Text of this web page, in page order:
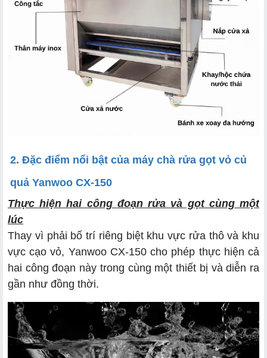
2. Đặc điểm nổi bật của máy chà rửa gọt vỏ củ
quả Yanwoo CX-150
Thực hiện hai công đoạn rửa và gọt cùng một
lúc
Thay vì phải bố trí riêng biệt khu vực rửa thô và khu
vực cạo vỏ, Yanwoo CX-150 cho phép thực hiện cả
hai công đoạn này trong cùng một thiết bị và diễn ra
gần như đồng thời.